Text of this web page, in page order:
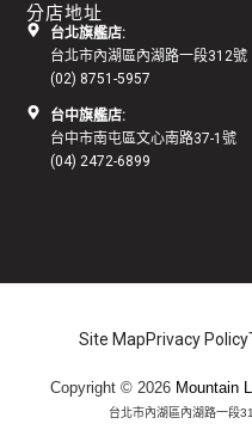
分店地址
台北旗艦店:
台北市內湖區內湖路一段312號
(02) 8751-5957
台中旗艦店:
台中市南屯區文心南路37-1號
(04) 2472-6899
Copyright © 2026 Mountain
台北市內湖區內湖路一段
Site MapPrivacy Policy